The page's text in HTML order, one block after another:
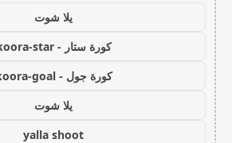
يلا شوت
كورة ستار - koora-star
كورة جول - koora-goal
يلا شوت
yalla shoot